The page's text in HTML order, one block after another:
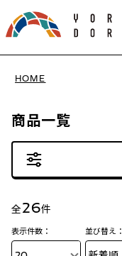
HOME
商品一覧
全26件
表示件数： 並び替え：